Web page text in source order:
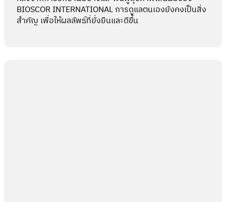
BIOSCOR INTERNATIONAL การดูแลตนเองยังคงเป็นสิ่ง
สำคัญ เพื่อให้ผลลัพธ์ที่ยั่งยืนและดีขึ้น